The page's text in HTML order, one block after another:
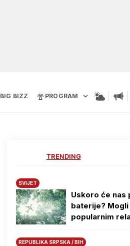
BIG BIZZ PROGRAM
TRENDING
SVIJET
Uskoro će nas
baterije?
popularnim
REPUBLIKA SRPSKA / BIH